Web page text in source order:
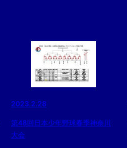
2023.2.28
第48回日本少年野球春季神奈川
大会